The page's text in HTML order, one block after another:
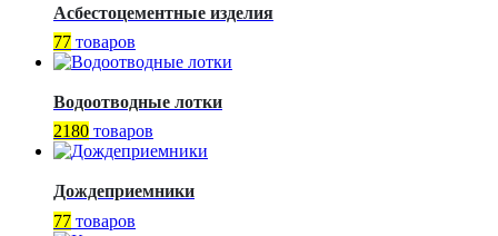
Асбестоцементные изделия
77 товаров
Водоотводные лотки
2180 товаров
Дождеприемники
77 товаров